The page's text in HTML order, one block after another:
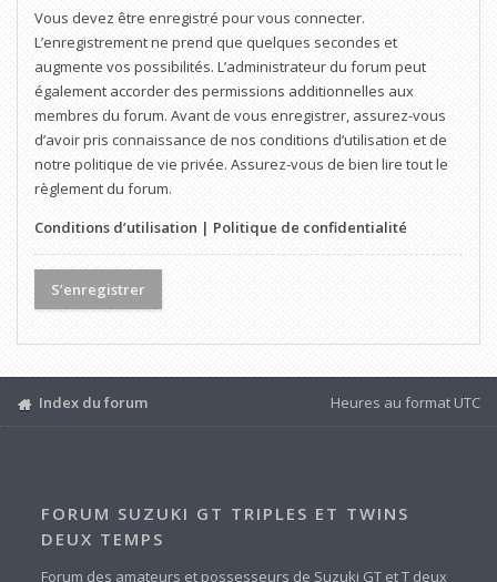
Vous devez être enregistré pour vous connecter.
L’enregistrement ne prend que quelques secondes et
augmente vos possibilités. L’administrateur du forum peut
également accorder des permissions additionnelles aux
membres du forum. Avant de vous enregistrer, assurez-vous
d’avoir pris connaissance de nos conditions d’utilisation et de
notre politique de vie privée. Assurez-vous de bien lire tout le
règlement du forum.
Conditions d’utilisation | Politique de confidentialité
S’enregistrer
Index du forum Heures au format UTC
FORUM SUZUKI GT TRIPLES ET TWINS
DEUX TEMPS
Forum des amateurs et possesseurs de Suzuki GT et T deux